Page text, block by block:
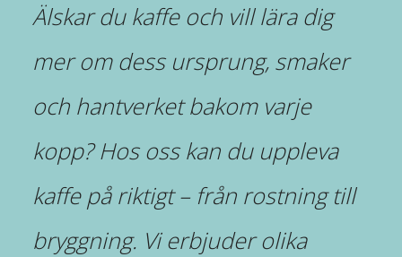
Älskar du kaffe och vill lära dig
mer om dess ursprung, smaker
och hantverket bakom varje
kopp? Hos oss kan du uppleva
kaffe på riktigt – från rostning till
bryggning. Vi erbjuder olika